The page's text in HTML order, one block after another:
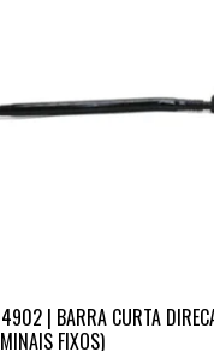
| BARRA CURTA
FIXOS)